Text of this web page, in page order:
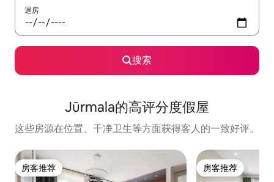
退房
搜索
Jūrmala的高评分度假屋
这些房源在位置、干净卫生等方面获得客人的一致好评。
房客推荐
房客推荐 房客推荐
房客推荐